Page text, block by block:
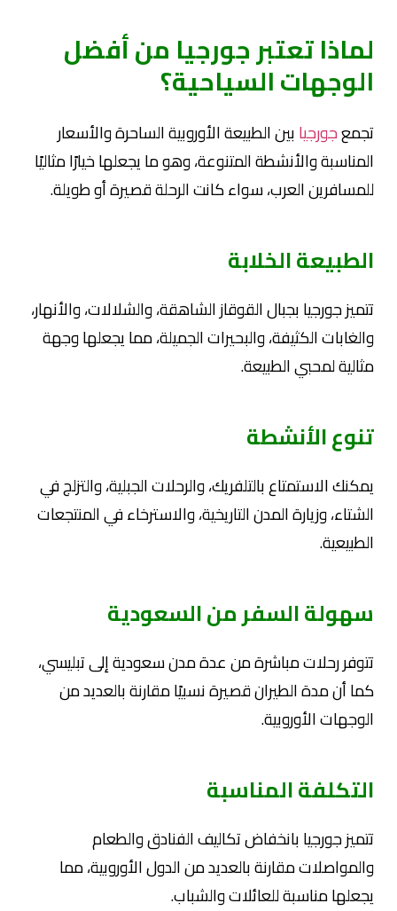
لماذا تعتبر جورجيا من أفضل
الوجهات السياحية؟
تجمعجورجيابين الطبيعة الأوروبية الساحرة والأسعار
المناسبة والأنشطة المتنوعة، وهو ما يجعلها خيارًا مثاليًا
للمسافرين العرب، سواء كانت الرحلة قصيرة أو طويلة.
الطبيعة الخلابة
تتميز جورجيا بجبال القوقاز الشاهقة، والشلالات، والأنهار،
والغابات الكثيفة، والبحيرات الجميلة، مما يجعلها وجهة
مثالية لمحبي الطبيعة.
تنوع الأنشطة
يمكنك الاستمتاع بالتلفريك، والرحلات الجبلية، والتزلج في
الشتاء، وزيارة المدن التاريخية، والاسترخاء في المنتجعات
الطبيعية.
سهولة السفر من السعودية
تتوفر رحلات مباشرة من عدة مدن سعودية إلى تبليسي،
كما أن مدة الطيران قصيرة نسبيًا مقارنة بالعديد من
الوجهات الأوروبية.
التكلفة المناسبة
تتميز جورجيا بانخفاض تكاليف الفنادق والطعام
والمواصلات مقارنة بالعديد من الدول الأوروبية، مما
يجعلها مناسبة للعائلات والشباب.